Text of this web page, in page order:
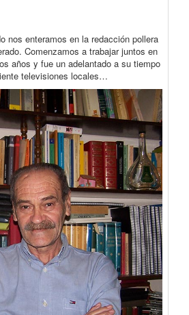
enteramos en la redacción pollera
Comenzamos a trabajar juntos en
años y fue un adelantado a su tiempo
televisiones locales…